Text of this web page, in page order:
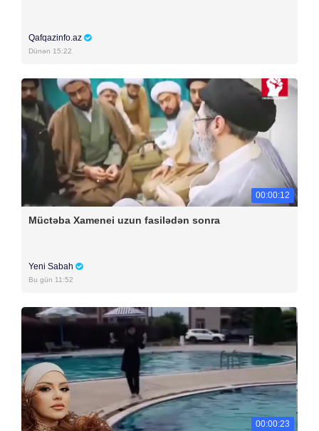
Qafqazinfo.az
Dünən 15:22
00:00:12
Müctəba Xamenei uzun fasilədən sonra
Yeni Sabah
Bu gün 11:52
00:00:23